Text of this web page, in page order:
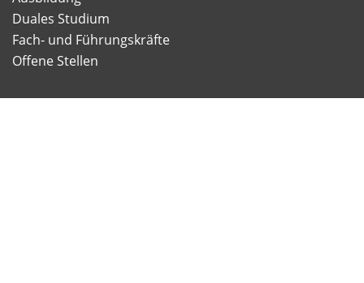
Duales Studium
Fach- und Führungskräfte
Offene Stellen